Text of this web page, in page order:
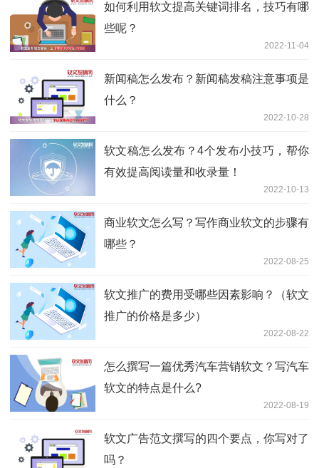
如何利用软文提高关键词排名，技巧有哪
些呢？
2022-11-04
新闻稿怎么发布？新闻稿发稿注意事项是
什么？
2022-10-28
软文稿怎么发布？4个发布小技巧，帮你
有效提高阅读量和收录量！
2022-10-13
商业软文怎么写？写作商业软文的步骤有
哪些？
2022-08-25
软文推广的费用受哪些因素影响？（软文
推广的价格是多少）
2022-08-22
怎么撰写一篇优秀汽车营销软文？写汽车
软文的特点是什么?
2022-08-19
软文广告范文撰写的四个要点，你写对了
吗？